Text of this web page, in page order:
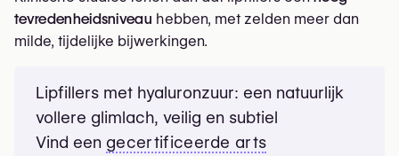
tevredenheidsniveau hebben, met zelden meer dan
milde, tijdelijke bijwerkingen.
Lipfillers met hyaluronzuur: een natuurlijk
vollere glimlach, veilig en subtiel
Vind een gecertificeerde arts